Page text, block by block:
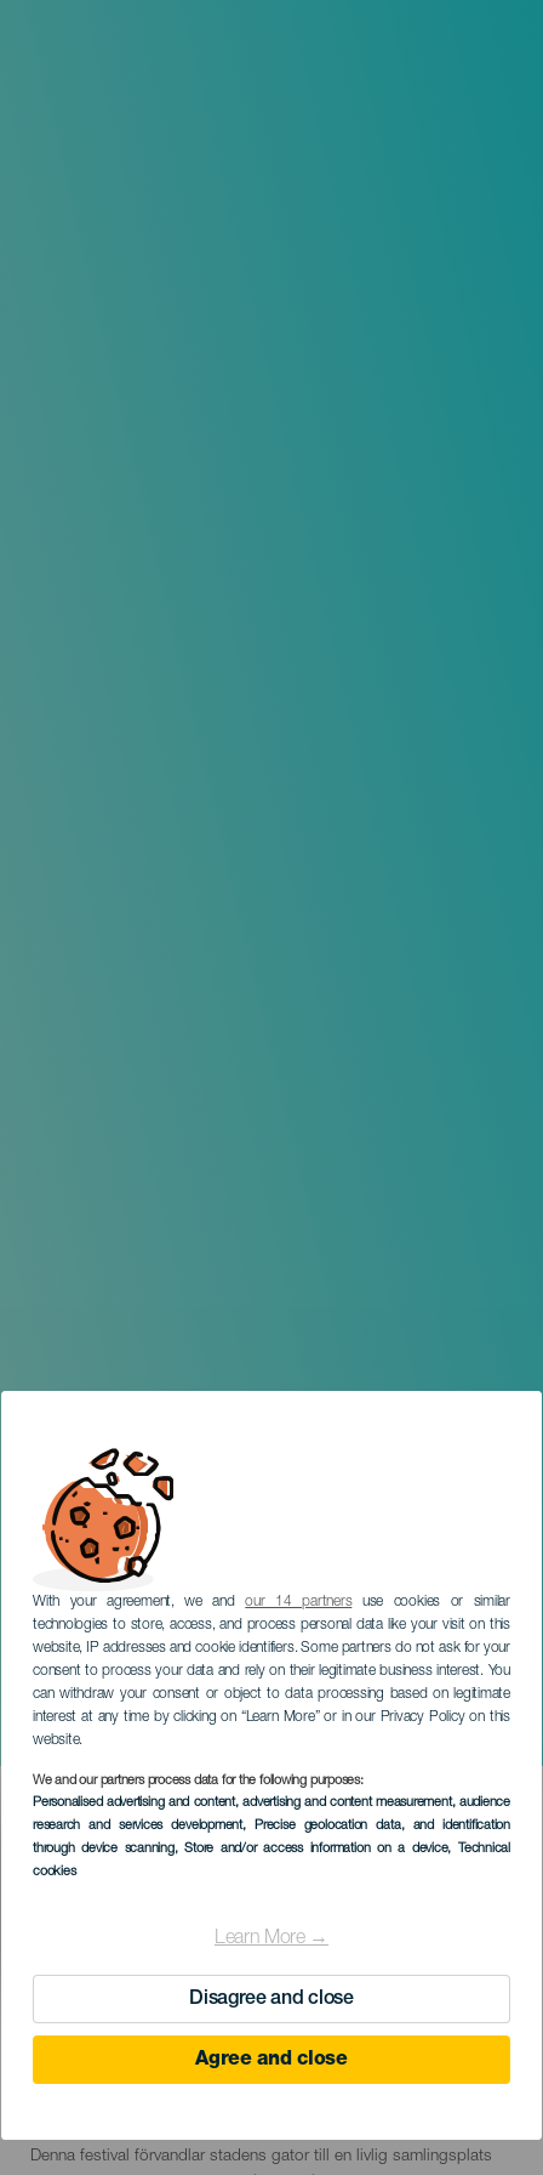
With your agreement, we andour 14 partnersuse cookies or similar
technologies to store, access, and process personal data like your visit on this
website, IP addresses and cookie identifiers. Some partners do not ask for your
consent to process your data and rely on their legitimate business interest. You
can withdraw your consent or object to data processing based on legitimate
interest at any time by clicking on “Learn More” or in our Privacy Policy on this
website.
We and our partners process data for the following purposes:
Personalised advertising and content, advertising and content measurement, audience
research and services development, Precise geolocation data, and identification
through device scanning, Store and/or access information on a device, Technical
cookies
Learn More →
Disagree and close
Agree and close
La Orotava karneval
TENERIFE
Imagen
Listado
February 2027
Localidad
La Orotava
Karnevalen i La Orotava är en livlig och färgstark fest som blandar
Denna festival förvandlar stadens gator till en livlig samlingsplats